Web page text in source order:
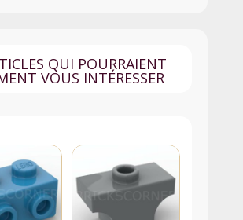
QUI POURRAIENT
VOUS INTÉRESSER